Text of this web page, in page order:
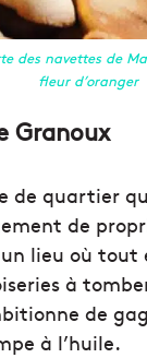
des navettes de
fleur d’oranger
Granoux
de quartier
de
lieu où
à
de
à l’huile.